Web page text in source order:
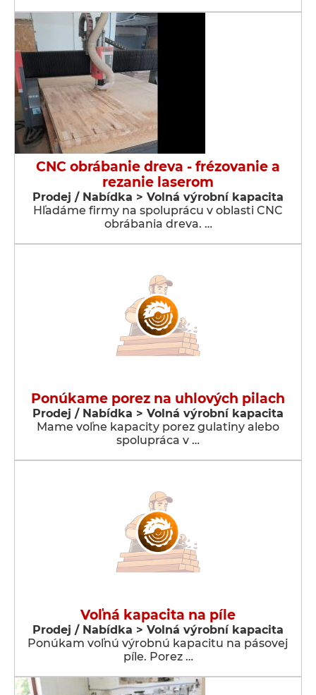
CNC obrábanie dreva - frézovanie a
rezanie laserom
Prodej / Nabídka > Volná výrobní kapacita
Hľadáme firmy na spoluprácu v oblasti CNC
obrábania dreva. …
Ponúkame porez na uhlových pilach
Prodej / Nabídka > Volná výrobní kapacita
Mame voľne kapacity porez gulatiny alebo
spolupráca v …
Voľná kapacita na píle
Prodej / Nabídka > Volná výrobní kapacita
Ponúkam voľnú výrobnú kapacitu na pásovej
píle. Porez …